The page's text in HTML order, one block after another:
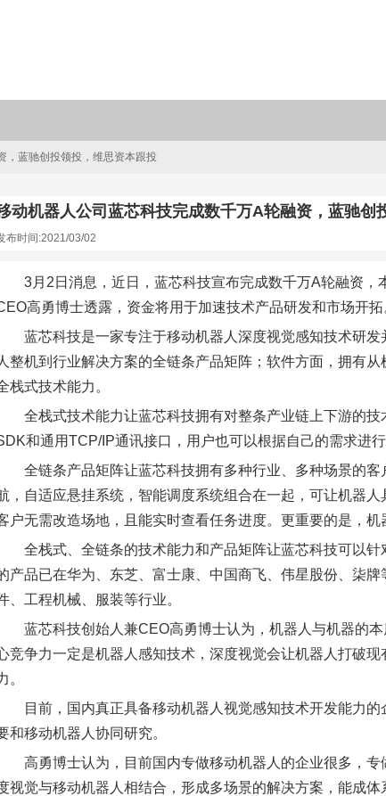
，蓝驰创投领投，维思资本跟投
动机器人公司蓝芯科技完成数千万A轮融资，蓝驰创
布时间:2021/03/02
3月2日消息，近日，蓝芯科技宣布完成数千万A轮融资
高勇博士透露，资金将用于加速技术产品研发和市场开拓
蓝芯科技是一家专注于移动机器人深度视觉感知技术研
人整机到行业解决方案的全链条产品矩阵；软件方面，拥有
栈式技术能力。
全栈式技术能力让蓝芯科技拥有对整条产业链上下游的
和通用TCP/IP通讯接口，用户也可以根据自己的需求进行
全链条产品矩阵让蓝芯科技拥有多种行业、多种场景的
，自适应悬挂系统，智能调度系统组合在一起，可让机器
户无需改造场地，且能实时查看任务进度。更重要的是，机
全栈式、全链条的技术能力和产品矩阵让蓝芯科技可以
产品已在华为、东芝、富士康、中国商飞、伟星股份、柒
、工程机械、服装等行业。
蓝芯科技创始人兼CEO高勇博士认为，机器人与机器的
竞争力一定是机器人感知技术，深度视觉会让机器人打破
。
目前，国内真正具备移动机器人视觉感知技术开发能力
和移动机器人协同研究。
高勇博士认为，目前国内专做移动机器人的企业很多，
视觉与移动机器人相结合，形成多场景的解决方案，能成